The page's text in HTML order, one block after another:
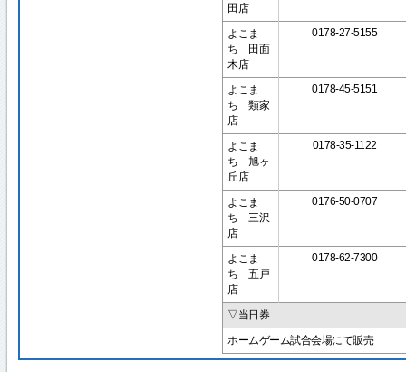
田店
よこま
ち 田面
木店
0178-27-5155
よこま
ち 類家
店
0178-45-5151
よこま
ち 旭ヶ
丘店
0178-35-1122
よこま
ち 三沢
店
0176-50-0707
よこま
ち 五戸
店
0178-62-7300
▽当日券
ホームゲーム試合会場にて販売